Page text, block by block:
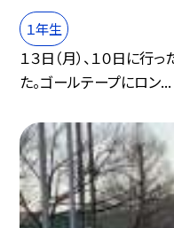
１年生
１３日（月）、１０日に行
た。ゴールテープにロン...